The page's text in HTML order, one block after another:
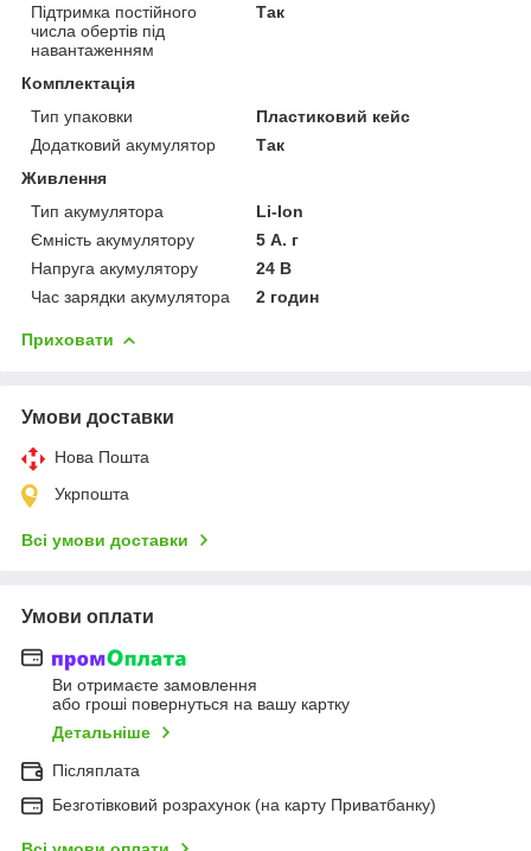
Підтримка постійного
числа обертів під
навантаженням
Так
Комплектація
Тип упаковки
Пластиковий кейс
Додатковий акумулятор
Так
Живлення
Тип акумулятора
Li-Ion
Ємність акумулятору
5 А. г
Напруга акумулятору
24 В
Час зарядки акумулятора
2 годин
Приховати
Умови доставки
Нова Пошта
Укрпошта
Всі умови доставки
Умови оплати
Ви отримаєте замовлення
або гроші повернуться на вашу картку
Детальніше
Післяплата
Безготівковий розрахунок (на карту Приватбанку)